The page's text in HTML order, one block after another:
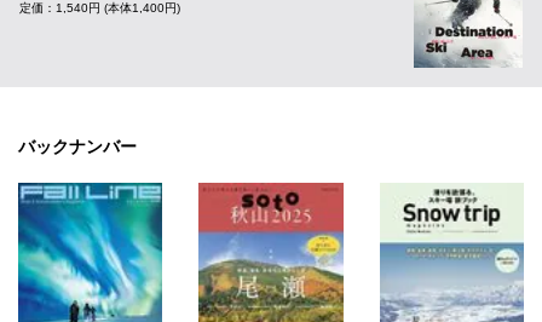
定価：1,540円 (本体1,400円)
バックナンバー